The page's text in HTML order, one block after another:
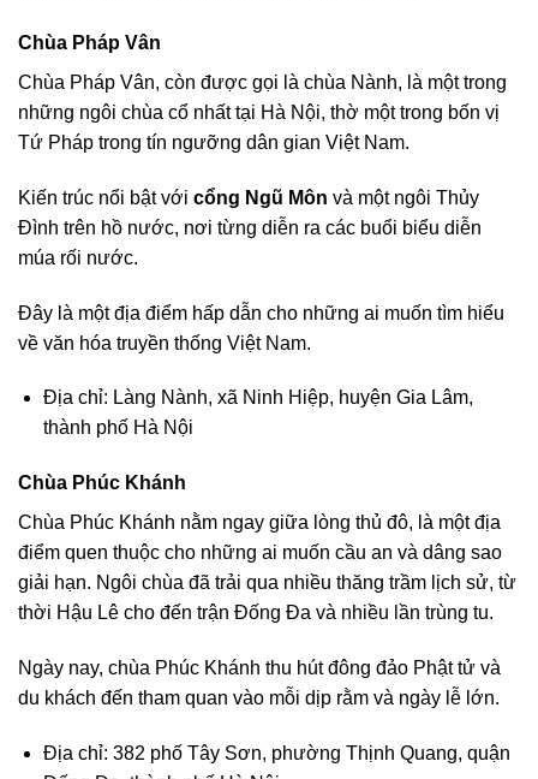
Chùa Pháp Vân
Chùa Pháp Vân, còn được gọi là chùa Nành, là một trong
những ngôi chùa cổ nhất tại Hà Nội, thờ một trong bốn vị
Tứ Pháp trong tín ngưỡng dân gian Việt Nam.
Kiến trúc nổi bật với cổng Ngũ Môn và một ngôi Thủy
Đình trên hồ nước, nơi từng diễn ra các buổi biểu diễn
múa rối nước.
Đây là một địa điểm hấp dẫn cho những ai muốn tìm hiểu
về văn hóa truyền thống Việt Nam.
Địa chỉ: Làng Nành, xã Ninh Hiệp, huyện Gia Lâm,
thành phố Hà Nội
Chùa Phúc Khánh
Chùa Phúc Khánh nằm ngay giữa lòng thủ đô, là một địa
điểm quen thuộc cho những ai muốn cầu an và dâng sao
giải hạn. Ngôi chùa đã trải qua nhiều thăng trầm lịch sử, từ
thời Hậu Lê cho đến trận Đống Đa và nhiều lần trùng tu.
Ngày nay, chùa Phúc Khánh thu hút đông đảo Phật tử và
du khách đến tham quan vào mỗi dịp rằm và ngày lễ lớn.
Địa chỉ: 382 phố Tây Sơn, phường Thịnh Quang, quận